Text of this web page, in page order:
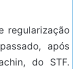
regularização
após
do STF.